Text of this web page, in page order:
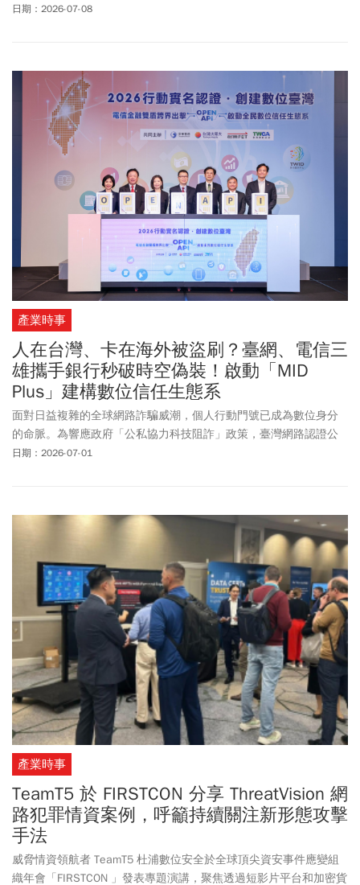
國際半導體產業協會旗下的 GESA 綠能暨永續發展聯盟主辦的「AI
落地應用、企業淨零轉型、產業永續升級」達成低碳與智慧化的雙
軌轉型。
日期：2026-07-08
產業時事
人在台灣、卡在海外被盜刷？臺網、電信三
雄攜手銀行秒破時空偽裝！啟動「MID
Plus」建構數位信任生態系
面對日益複雜的全球網路詐騙威潮，個人行動門號已成為數位身分
的命脈。為響應政府「公私協力科技阻詐」政策，臺灣網路認證公
司TWCA(臺網公司)週三（7/1）日攜手中華電信、台灣大哥大、遠傳
端與金融端的跨界數據串聯，建構臺灣數位信任生態系的最高防禦
日期：2026-07-01
產業時事
TeamT5 於 FIRSTCON 分享 ThreatVision 網
路犯罪情資案例，呼籲持續關注新形態攻擊
手法
威脅情資領航者 TeamT5 杜浦數位安全於全球頂尖資安事件應變組
織年會「FIRSTCON 」發表專題演講，聚焦透過短影片平台和加密貨